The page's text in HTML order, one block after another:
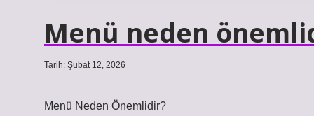
Menü neden
Tarih: Şubat 12, 2026
Menü Neden Önemlidir?